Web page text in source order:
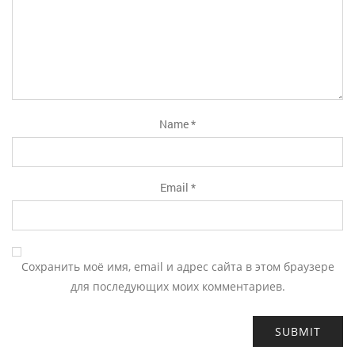
Name*
Email *
Сохранить моё имя, email и адрес сайта в этом браузере
для последующих моих комментариев.